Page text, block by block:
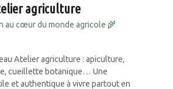
agriculture
au cœur du monde agricole 🌾
Atelier agriculture : apiculture,
cueillette botanique… Une
et authentique à vivre partout en